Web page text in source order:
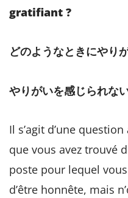
gratifiant ?
どのようなときにやり
やりがいを感じられな
Il s’agit d’une
que vous avez trouvé
poste pour lequel
d’être honnête, mais